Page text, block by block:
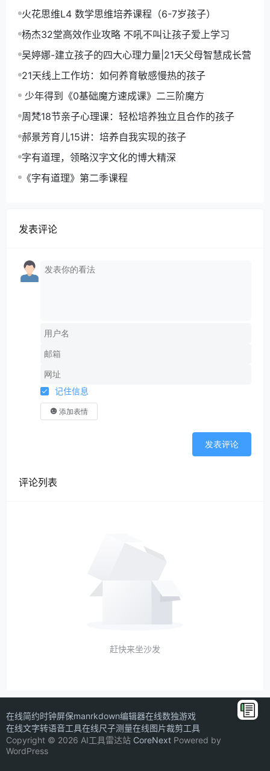
火花思维L4 数学思维培养课程（6-7岁孩子）
杨杰32堂高效作业攻略 不吼不叫让孩子爱上学习
吴婷娜-建立孩子的四大心理力量|21天父母智慧成长营
21天线上工作坊：如何养育敏感慢热的孩子
少年得到《0基础魔方速成课》二三阶魔方
周梵18节亲子心理课：轻松培养独立且合作的孩子
郝景芳育儿15讲：培养自我实现的孩子
字有道理，领略汉字文化的博大精深
《字有道理》第二季课程
发表评论
记住信息
添加表情
发表评论
评论列表
赶快来坐沙发
在线简约时钟屏保manrkdown编辑器在线数独游戏
在线文字转语音工具在线尺子测量在线图片裁剪工具
Copyright © 2026 AI工具雷达站 CoreNext Powered by
WordPress